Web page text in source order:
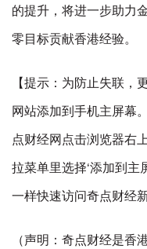
的提升，将进一步助力
零目标贡献香港经验。
【提示：为防止失联
网站添加到手机主屏幕
点财经网点击浏览器右
拉菜单里选择‘添加到主
一样快速访问奇点财经新
（声明：奇点财经是